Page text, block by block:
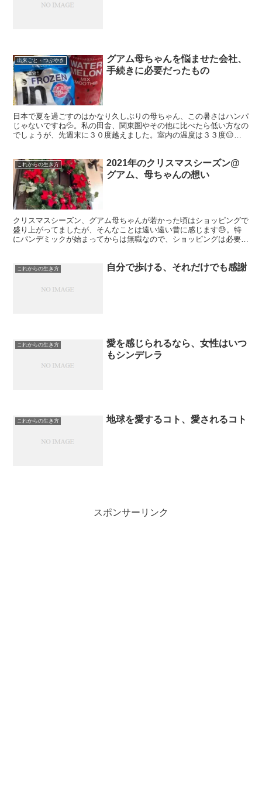
出来ごと・つぶやき
グアム母ちゃんを悩ませた会社、
手続きに必要だったもの
日本で夏を過ごすのはかなり久しぶりの母ちゃん、この暑さはハンパ
じゃないですね💦。私の田舎、関東圏やその他に比べたら低い方なの
でしょうが、先週末に３０度越えました。室内の温度は３３度😑😑
これからの生き方
2021年のクリスマスシーズン@
グアム、母ちゃんの想い
クリスマスシーズン、グアム母ちゃんが若かった頃はショッピングで
盛り上がってましたが、そんなことは遠い遠い昔に感じます😓。特
にパンデミックが始まってからは無職なので、ショッピングは必要な
これからの生き方 自分で歩ける、それだけでも感謝
これからの生き方
愛を感じられるなら、女性はいつ
もシンデレラ
これからの生き方 地球を愛するコト、愛されるコト
スポンサーリンク